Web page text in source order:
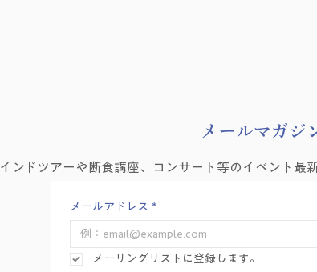
メールマガジ
インドツアーや断食講座、コンサート等のイベント最
メールアドレス *
メーリングリストに登録します。